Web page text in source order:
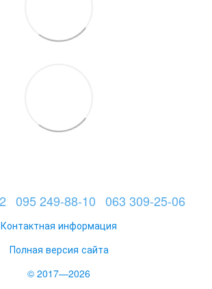
095 249-88-10 063 309-25-06
Контактная информация
Полная версия сайта
© 2017—2026